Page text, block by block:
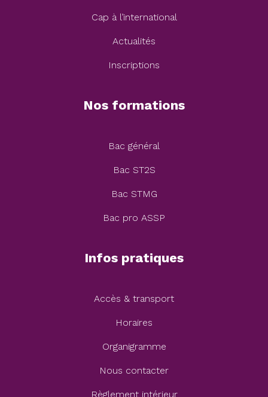
Cap à l’international
Actualités
Inscriptions
Nos formations
Bac général
Bac ST2S
Bac STMG
Bac pro ASSP
Infos pratiques
Accès & transport
Horaires
Organigramme
Nous contacter
Règlement intérieur